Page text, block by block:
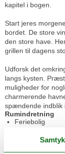
kapitel i bogen.
Start jeres
bordet. De store
den store have.
grillen til dagens
Udforsk det
langs kysten.
muligheder for
charmerende
spændende indblik
Rumindretning
Feriebolig